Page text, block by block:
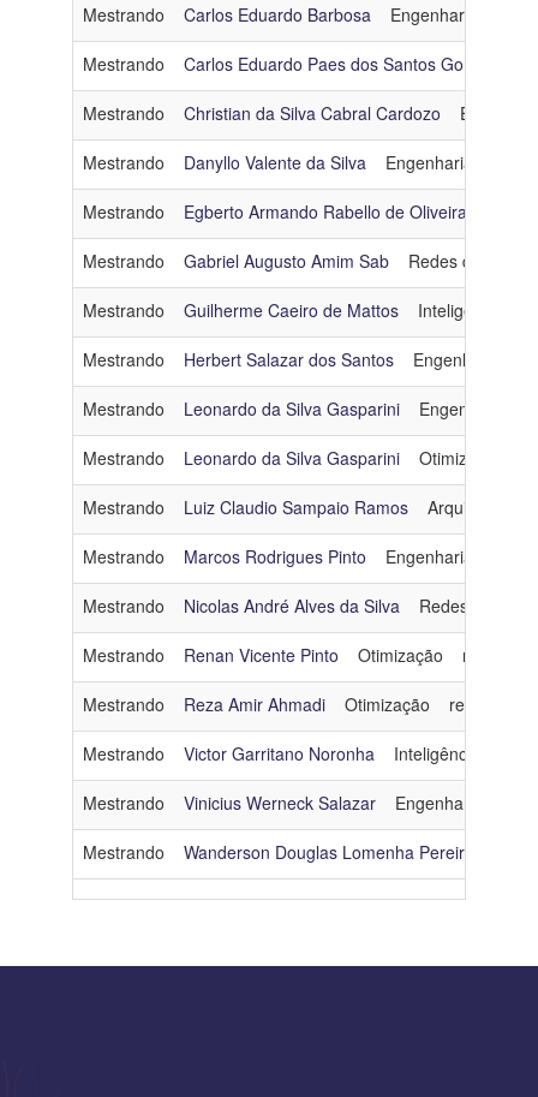
Mestrando Carlos Eduardo Barbosa Engenharia de
Mestrando Carlos Eduardo Paes dos Santos Gomes
Mestrando Christian da Silva Cabral Cardozo
Mestrando Danyllo Valente da Silva Engenharia de
Mestrando Egberto Armando Rabello de Oliveira
Mestrando Gabriel Augusto Amim Sab Redes de
Mestrando Guilherme Caeiro de Mattos Inteligência
Mestrando Herbert Salazar dos Santos Engenharia de
Mestrando Leonardo da Silva Gasparini Engenharia de
Mestrando Leonardo da Silva Gasparini Otimização
Mestrando Luiz Claudio Sampaio Ramos Arquitetura e
Mestrando Marcos Rodrigues Pinto Engenharia de
Mestrando Nicolas André Alves da Silva Redes de
Mestrando Renan Vicente Pinto Otimização
Mestrando Reza Amir Ahmadi Otimização
Mestrando Victor Garritano Noronha Inteligência
Mestrando Vinicius Werneck Salazar Engenharia de
Mestrando Wanderson Douglas Lomenha Pereira